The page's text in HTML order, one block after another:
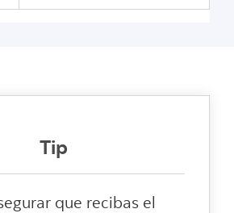
Tip
que recibas el